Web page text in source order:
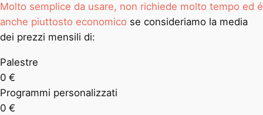
Molto semplice da usare, non richiede molto tempo ed é
anche piuttosto economico se consideriamo la media
dei prezzi mensili di:
Palestre
0 €
Programmi personalizzati
0 €